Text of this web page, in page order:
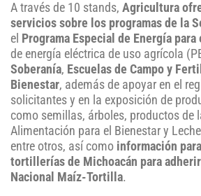
A través de 10 stands, Agricultura
servicios sobre los programas de la
el Programa Especial de Energía para
de energía eléctrica de uso agrícola
Soberanía, Escuelas de Campo y
Bienestar, además de apoyar en el
solicitantes y en la exposición de
como semillas, árboles, productos de
Alimentación para el Bienestar y
entre otros, así como información
tortillerías de Michoacán para
Nacional Maíz-Tortilla.